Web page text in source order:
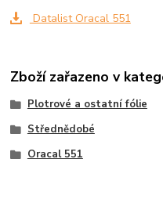
Datalist Oracal 551
Zboží zařazeno v
Plotrové a ostatní fólie
Střednědobé
Oracal 551